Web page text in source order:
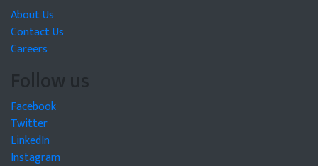
About Us
Contact Us
Careers
Follow us
Facebook
Twitter
LinkedIn
Instagram